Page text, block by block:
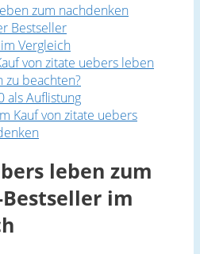
zum nachdenken
Bestseller
Vergleich
von zitate uebers leben
zu beachten?
als Auflistung
Kauf von zitate uebers
leben zum
im